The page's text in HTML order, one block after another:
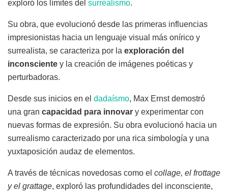
exploró los límites del surrealismo.
Su obra, que evolucionó desde las primeras influencias
impresionistas hacia un lenguaje visual más onírico y
surrealista, se caracteriza por la exploración del
inconsciente y la creación de imágenes poéticas y
perturbadoras.
Desde sus inicios en el dadaísmo, Max Ernst demostró
una gran capacidad para innovar y experimentar con
nuevas formas de expresión. Su obra evolucionó hacia un
surrealismo caracterizado por una rica simbología y una
yuxtaposición audaz de elementos.
A través de técnicas novedosas como el collage, el frottage
y el grattage, exploró las profundidades del inconsciente,